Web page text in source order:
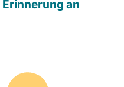
an